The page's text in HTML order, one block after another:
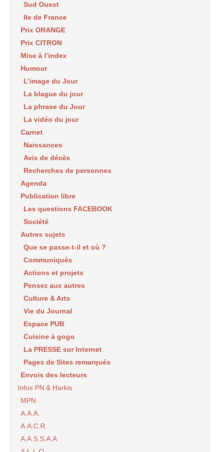
Sud Ouest
Ile de France
Prix ORANGE
Prix CITRON
Mise à l’index
Humour
L’image du Jour
La blague du jour
La phrase du Jour
La vidéo du jour
Carnet
Naissances
Avis de décès
Recherches de personnes
Agenda
Publication libre
Les questions FACEBOOK
Société
Autres sujets
Que se passe-t-il et où ?
Communiqués
Actions et projets
Pensez aux autres
Culture & Arts
Vie du Journal
Espace PUB
Cuisine à gogo
La PRESSE sur Internet
Pages de Sites remarqués
Envois des lecteurs
Infos PN & Harkis
MPN
A.A.A.
A.A.C.R.
A.A.S.S.A.A